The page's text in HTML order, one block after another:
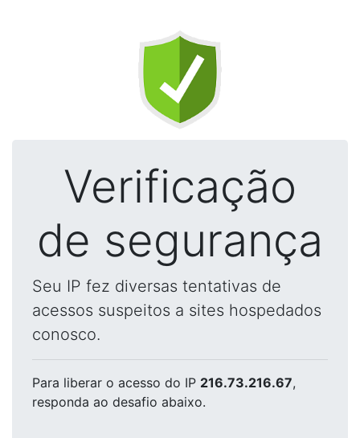
Verificação
de segurança
Seu IP fez diversas tentativas de
acessos suspeitos a sites hospedados
conosco.
Para liberar o acesso do IP 216.73.216.67,
responda ao desafio abaixo.